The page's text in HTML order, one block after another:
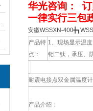
华光咨询 ：
一律实行三包
安徽WSSXN-
产品特
点：
1、现场显示温
钼二钛，承压、
耐震电接点双金属温度计
产品介绍：